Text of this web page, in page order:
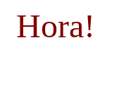
Hora!